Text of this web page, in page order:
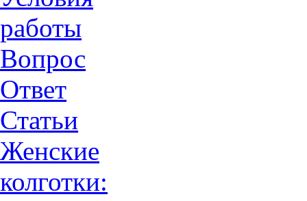
работы
Вопрос
Ответ
Статьи
Женские
колготки: